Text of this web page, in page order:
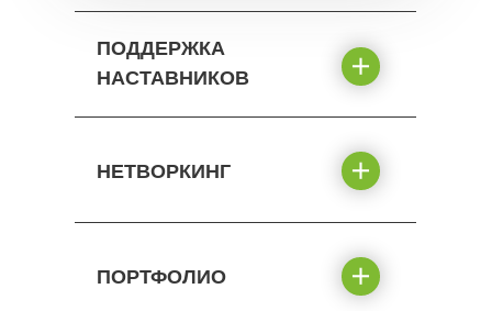
ПОДДЕРЖКА
НАСТАВНИКОВ
НЕТВОРКИНГ
ПОРТФОЛИО